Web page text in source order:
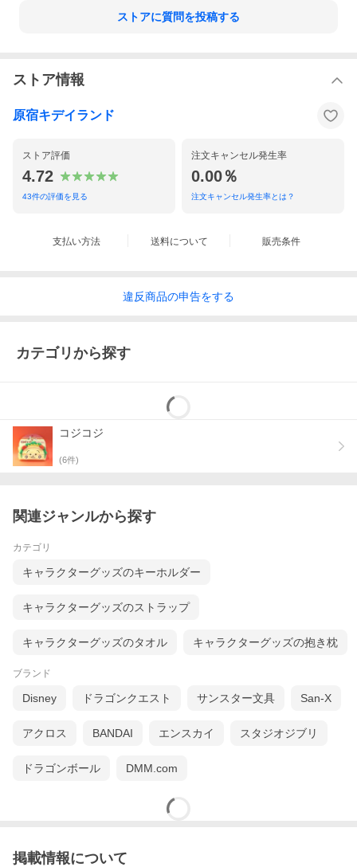
ストアに質問を投稿する
ストア情報
原宿キデイランド
ストア評価
4.72
43件の評価を見る
注文キャンセル発生率
0.00％
注文キャンセル発生率とは？
支払い方法 送料について 販売条件
違反商品の申告をする
カテゴリから探す
コジコジ
(6件)
関連ジャンルから探す
カテゴリ
キャラクターグッズのキーホルダー
キャラクターグッズのストラップ
キャラクターグッズのタオル キャラクターグッズの抱き枕
ブランド
Disney ドラゴンクエスト サンスター文具 San-X
アクロス BANDAI エンスカイ スタジオジブリ
ドラゴンボール DMM.com
掲載情報について